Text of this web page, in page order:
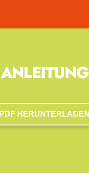
ANLEITUNG
PDF HERUNTERLADEN